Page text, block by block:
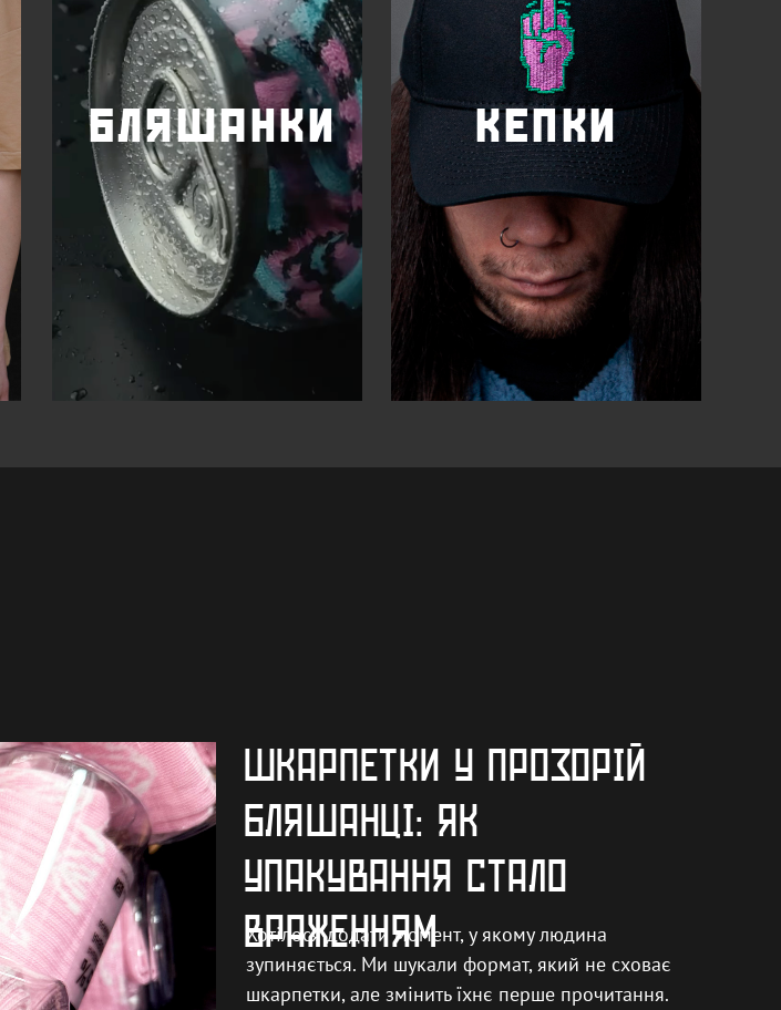
бляшанки кепки
Хотілося додати момент, у якому людина
зупиняється. Ми шукали формат, який не сховає
шкарпетки, але змінить їхнє перше прочитання.
ШКАРПЕТКИ У ПРОЗОРІЙ
БЛЯШАНЦІ: ЯК
УПАКУВАННЯ СТАЛО
ВРАЖЕННЯМ